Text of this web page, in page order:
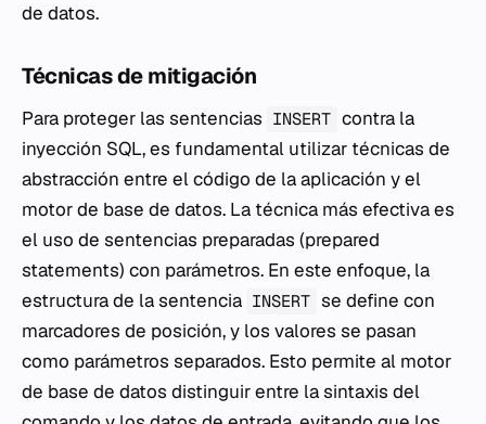
de datos.
Técnicas de mitigación
Para proteger las sentencias INSERT contra la
inyección SQL, es fundamental utilizar técnicas de
abstracción entre el código de la aplicación y el
motor de base de datos. La técnica más efectiva es
el uso de sentencias preparadas (prepared
statements) con parámetros. En este enfoque, la
estructura de la sentencia INSERT se define con
marcadores de posición, y los valores se pasan
como parámetros separados. Esto permite al motor
de base de datos distinguir entre la sintaxis del